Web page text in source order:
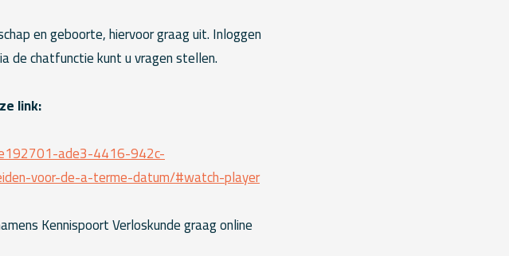
en geboorte, hiervoor graag uit. Inloggen
de chatfunctie kunt u vragen stellen.
link:
ade3-4416-942c-
voor-de-a-terme-datum/#watch-player
Kennispoort Verloskunde graag online